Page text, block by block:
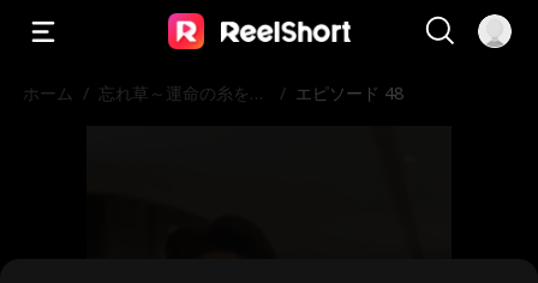
ホーム / 忘れ草～運命の糸を辿
/ エピソード 48